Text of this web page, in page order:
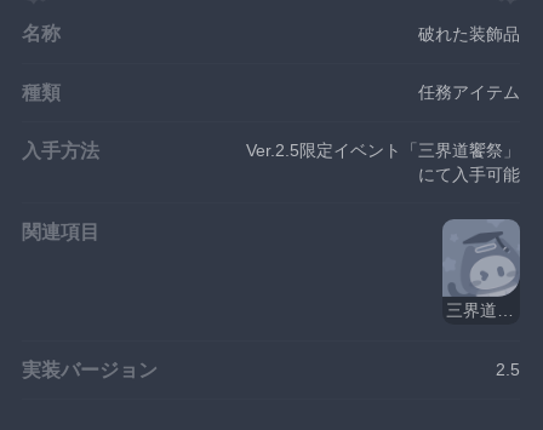
名称 破れた装飾品
種類 任務アイテム
入手方法
Ver.2.5限定イベント「三界道饗祭」
にて入手可能
関連項目
実装バージョン 2.5